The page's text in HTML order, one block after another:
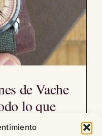
de Vache
lo que
clásica,